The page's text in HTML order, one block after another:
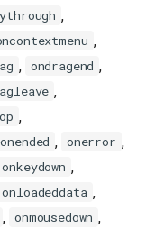
,
,
, ondragend ,
,
,
onended , onerror ,
onkeydown ,
onloadeddata ,
, onmousedown ,